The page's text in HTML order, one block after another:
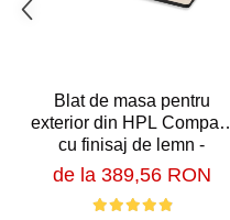
Blat de masa pentru
exterior din HPL Compact
cu finisaj de lemn -
MATRIX
de la 389,56 RON